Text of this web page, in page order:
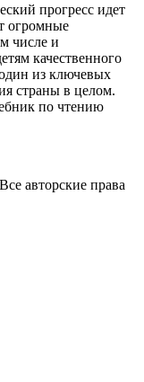
прогресс идет
огромные
числе и
качественного
из ключевых
страны в целом.
по чтению
авторские права